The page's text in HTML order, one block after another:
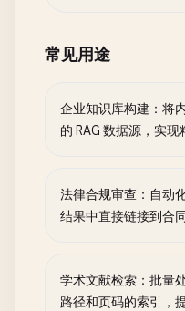
常见用途
企业知识库构建：将
的 RAG 数据源，实现
法律合规审查：自动
结果中直接链接到合
学术文献检索：批量
路径和页码的索引，